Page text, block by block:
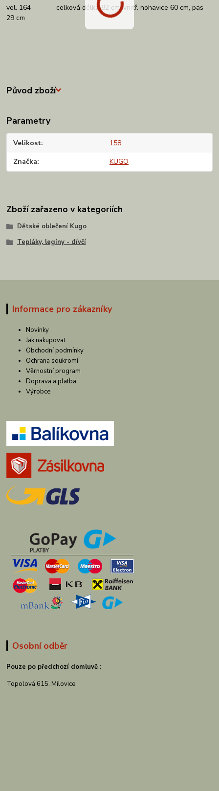
vel. 164 celková délka 82 cm, vnitř. nohavice 60 cm, pas
29 cm
Původ zboží
Parametry
Velikost 158
Značka KUGO
Zboží zařazeno v kategoriích
Dětské oblečení Kugo
Tepláky, legíny - dívčí
Informace pro zákazníky
Novinky
Jak nakupovat
Obchodní podmínky
Ochrana soukromí
Věrnostní program
Doprava a platba
Výrobce
Osobní odběr
Pouze po předchozí domluvě :
Topolová 615, Milovice